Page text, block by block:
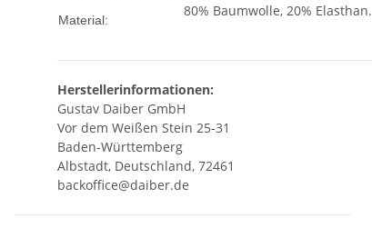
Material:
80% Baumwolle, 20% Elasthan.
Herstellerinformationen:
Gustav Daiber GmbH
Vor dem Weißen Stein 25-31
Baden-Württemberg
Albstadt, Deutschland, 72461
backoffice@daiber.de